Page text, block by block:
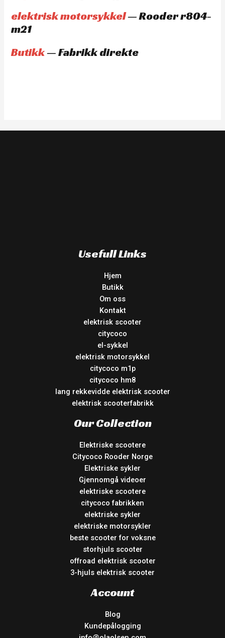
elektrisk motorsykkel— Rooder r804-
m21
Butikk— Fabrikk direkte
Usefull Links
Hjem
Butikk
Om oss
Kontakt
elektrisk scooter
citycoco
el-sykkel
elektrisk motorsykkel
citycoco m1p
citycoco hm8
lang rekkevidde elektrisk scooter
elektrisk scooterfabrikk
Our Collection
Elektriske scootere
Citycoco Rooder Norge
Elektriske sykler
Gjennomgå videoer
elektriske scootere
citycoco fabrikken
elektriske sykler
elektriske motorsykler
beste scooter for voksne
storhjuls scooter
offroad elektrisk scooter
3-hjuls elektrisk scooter
Account
Blog
Kundepålogging